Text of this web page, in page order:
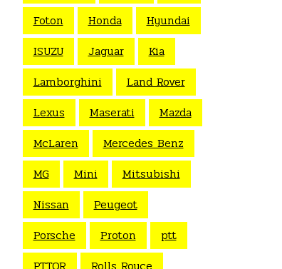
Foton
Honda
Hyundai
ISUZU
Jaguar
Kia
Lamborghini
Land Rover
Lexus
Maserati
Mazda
McLaren
Mercedes Benz
MG
Mini
Mitsubishi
Nissan
Peugeot
Porsche
Proton
ptt